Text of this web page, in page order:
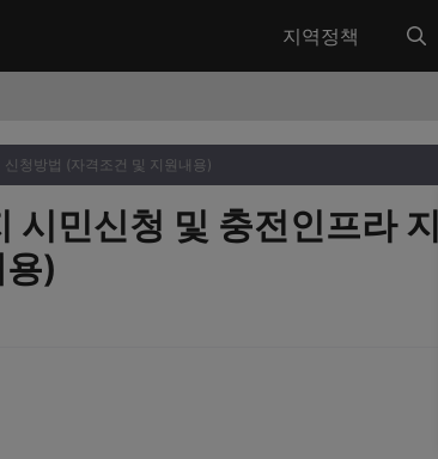
지역정책
청방법 (자격조건 및 지원내용)
민신청 및 충전인프라 지
)